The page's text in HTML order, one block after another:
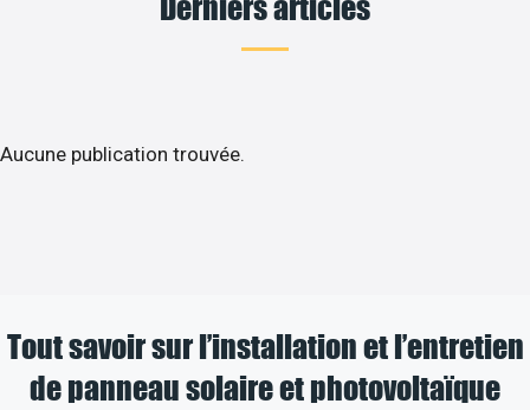
Aucune publication trouvée.
Tout savoir sur l’installation et l’entretien
de panneau solaire et photovoltaïque